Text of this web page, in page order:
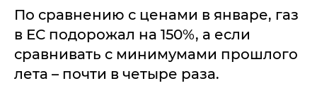
По сравнению с ценами в январе, газ
в ЕС подорожал на 150%, а если
сравнивать с минимумами прошлого
лета – почти в четыре раза.